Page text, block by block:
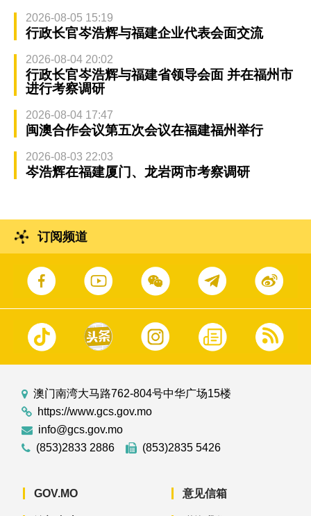
2026-08-05 15:19
行政长官岑浩辉与福建企业代表会面交流
2026-08-04 20:02
行政长官岑浩辉与福建省领导会面 并在福州市
进行考察调研
2026-08-04 17:47
闽澳合作会议第五次会议在福建福州举行
2026-08-03 22:03
岑浩辉在福建厦门、龙岩两市考察调研
订阅频道
澳门南湾大马路762-804号中华广场15楼
https://www.gcs.gov.mo
info@gcs.gov.mo
(853)2833 2886
(853)2835 5426
GOV.MO 意见信箱